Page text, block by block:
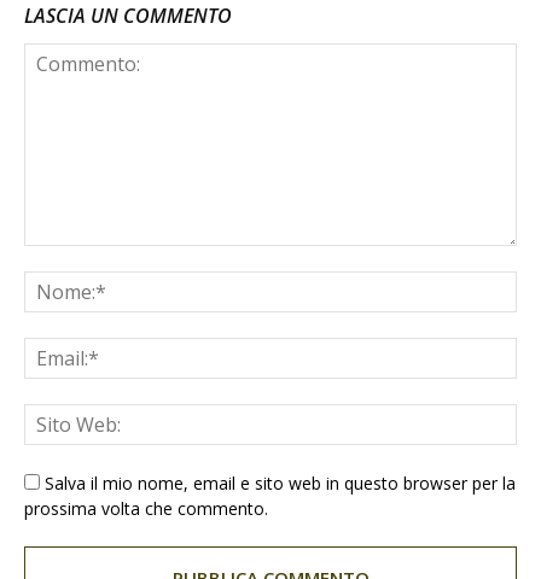
LASCIA UN COMMENTO
Salva il mio nome, email e sito web in questo browser per la
prossima volta che commento.